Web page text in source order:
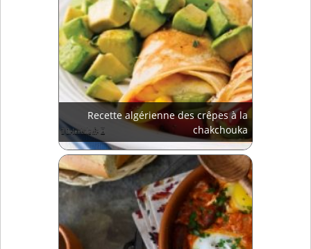
Recette algérienne des crêpes à la
chakchouka